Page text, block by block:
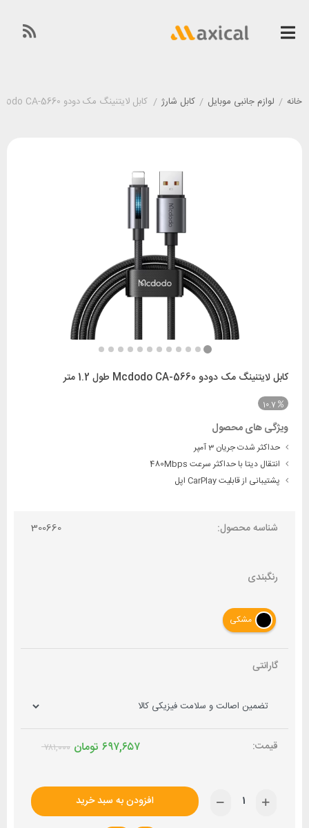
خانه / لوازم جانبی موبایل / کابل شارژ / کابل لایتنینگ مک دودو Mcdodo CA-5660 طول 1.2 متر
کابل لایتنینگ مک دودو Mcdodo CA-5660 طول 1.2 متر
10.7
ویژگی های محصول
حداکثر شدت جریان 3 آمپر
انتقال دیتا با حداکثر سرعت 480Mbps
پشتیبانی از قابلیت CarPlay اپل
شناسه محصول: 300660
رنگبندی
مشکی
گارانتی
۷۸۱,۰۰۰ تومان ۶۹۷,۶۵۷
افزودن به سبد خرید